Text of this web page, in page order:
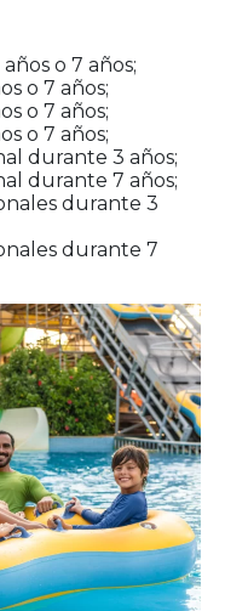
o 7 años;
o 7 años;
o 7 años;
o 7 años;
durante 3 años;
durante 7 años;
durante 3
durante 7